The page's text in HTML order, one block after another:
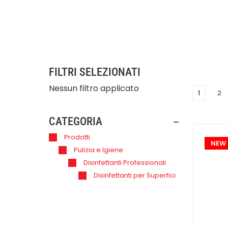
FILTRI SELEZIONATI
Nessun filtro applicato
CATEGORIA
Prodotti
Pulizia e Igiene
Disinfettanti Professionali
Disinfettanti per Superfici
1 2
NEW